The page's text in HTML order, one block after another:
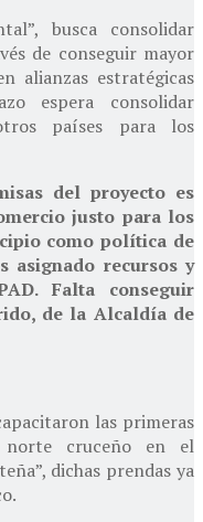
busca consolidar
de conseguir mayor
alianzas estratégicas
espera consolidar
países para los
del proyecto es
justo para los
como política de
asignado recursos y
Falta conseguir
de la Alcaldía de
las primeras
norte cruceño en el
dichas prendas ya